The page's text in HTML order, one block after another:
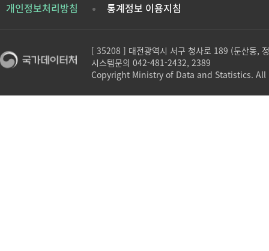
개인정보처리방침 통계정보 이용지침
[ 35208 ] 대전광역시 서구 청사로 189 (둔산동,
시스템문의 042-481-2432, 2389
Copyright Ministry of Data and Statistics.